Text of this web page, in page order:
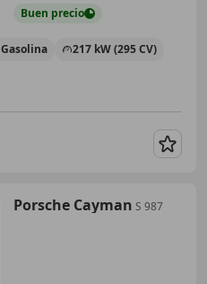
Buen precio
Gasolina 217 kW (295 CV)
Porsche Cayman S 987